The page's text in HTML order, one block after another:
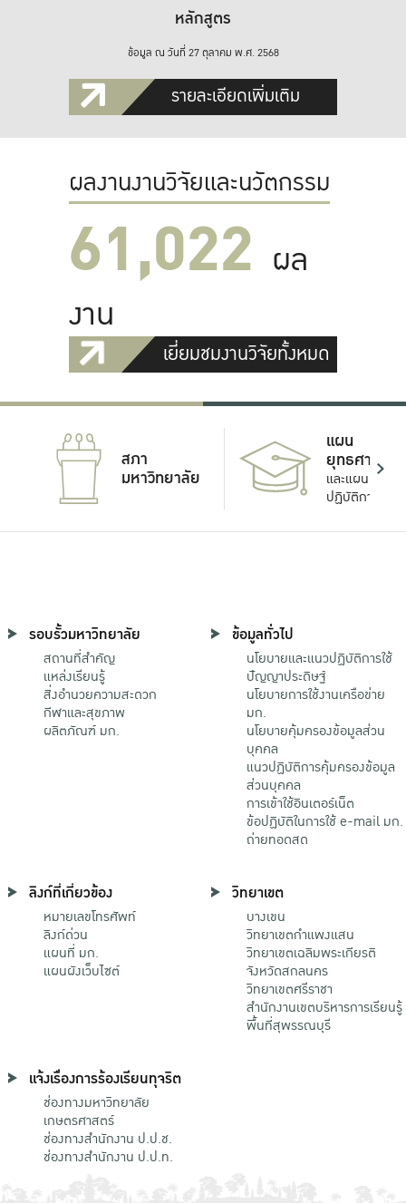
หลักสูตร
ข้อมูล ณ วันที่ 27 ตุลาคม พ.ศ. 2568
รายละเอียดเพิ่มเติม
ผลงานงานวิจัยและนวัตกรรม
61,022 ผล
งาน
เยี่ยมชมงานวิจัยทั้งหมด
สภา
มหาวิทยาลัย
แผน
ยุทธศาสตร์
และแผน
ปฏิบัติการ
รอบรั้วมหาวิทยาลัย
สถานที่สำคัญ
แหล่งเรียนรู้
สิ่งอำนวยความสะดวก
กีฬาและสุขภาพ
ผลิตภัณฑ์ มก.
ข้อมูลทั่วไป
นโยบายและแนวปฏิบัติการใช้
ปัญญาประดิษฐ์
นโยบายการใช้งานเครือข่าย
มก.
นโยบายคุ้มครองข้อมูลส่วน
บุคคล
แนวปฏิบัติการคุ้มครองข้อมูล
ส่วนบุคคล
การเข้าใช้อินเตอร์เน็ต
ข้อปฏิบัติในการใช้ e-mail มก.
ถ่ายทอดสด
ลิงก์ที่เกี่ยวข้อง
หมายเลขโทรศัพท์
ลิงก์ด่วน
แผนที่ มก.
แผนผังเว็บไซต์
วิทยาเขต
บางเขน
วิทยาเขตกําแพงแสน
วิทยาเขตเฉลิมพระเกียรติ
จังหวัดสกลนคร
วิทยาเขตศรีราชา
สำนักงานเขตบริหารการเรียนรู้
พื้นที่สุพรรณบุรี
แจ้งเรื่องการร้องเรียนทุจริต
ช่องทางมหาวิทยาลัย
เกษตรศาสตร์
ช่องทางสำนักงาน ป.ป.ช.
ช่องทางสำนักงาน ป.ป.ท.